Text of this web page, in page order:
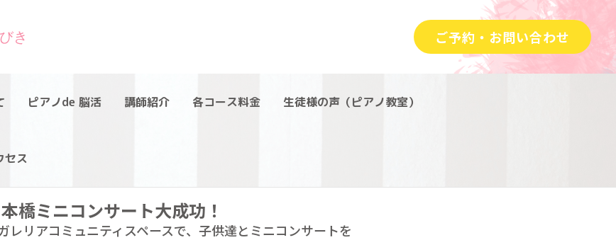
き ご予約・お問い合わせ
ピアノde 脳活 講師紹介 各コース料金 生徒様の声（ピアノ教室）
セス
橋ミニコンサート大成功！
レリアコミュニティスペースで、子供達とミニコンサートを